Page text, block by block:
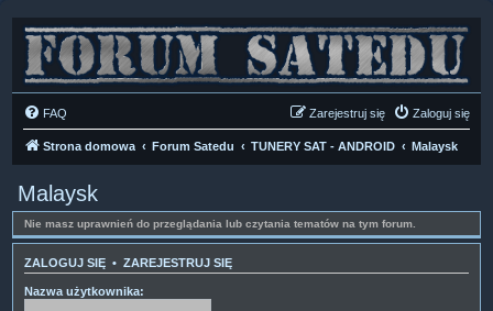
FAQ Zaloguj się
Zarejestruj się
Strona domowa Forum Satedu TUNERY SAT - ANDROID Malaysk
Malaysk
Nie masz uprawnień do przeglądania lub czytania tematów na tym forum.
ZALOGUJ SIĘ • ZAREJESTRUJ SIĘ
Nazwa użytkownika: